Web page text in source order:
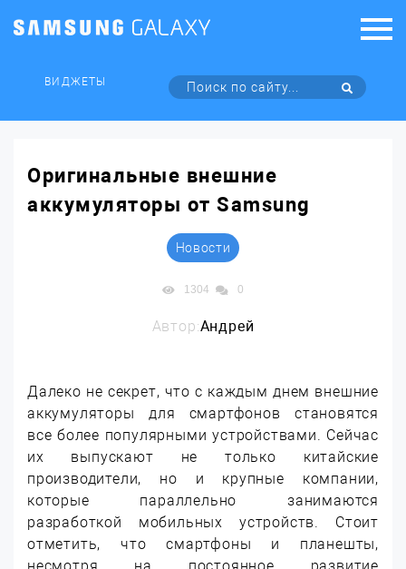
ВИДЖЕТЫ
Оригинальные внешние
аккумуляторы от Samsung
Новости
1304 0
Автор:Андрей
Далеко не секрет, что с каждым днем внешние
аккумуляторы для смартфонов становятся
все более популярными устройствами. Сейчас
их выпускают не только китайские
производители, но и крупные компании,
которые параллельно занимаются
разработкой мобильных устройств. Стоит
отметить, что смартфоны и планешты,